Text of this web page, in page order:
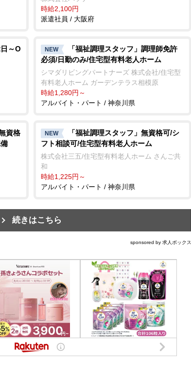
時給2,100円
派遣社員 / 大阪府
～O NEW
「福祉調理スタッフ」調理師免許
必須/日勤のみ/住宅型有料老人ホーム
シマダリビングパートナーズ 株式会社/住宅型
有料老人ホーム ガーデンテラス相模原
時給1,280円～
アルバイト・パート / 神奈川県
資格
NEW
「福祉調理スタッフ」無資格可/シ
フト相談可/住宅型有料老人ホーム
株式会社三五/住宅型有料老人ホーム さんご共
和
時給1,225円～
アルバイト・パート / 神奈川県
続きはこちら
sponsored by 求人ボックス